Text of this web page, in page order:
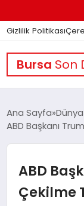
Gizlilik Politikası
Bursa Son
GÜNDEM
DÜNYA
Ana Sayfa Dünya
ABD Başkanı
ABD
Çekilme